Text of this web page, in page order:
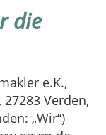
die
e.K.,
Verden,
„Wir“)